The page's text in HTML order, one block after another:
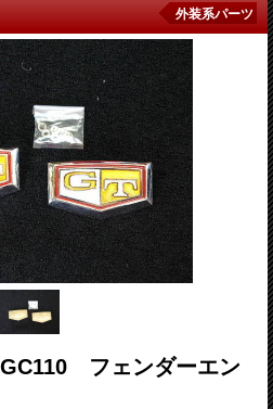
外装系パーツ
フェンダーエン